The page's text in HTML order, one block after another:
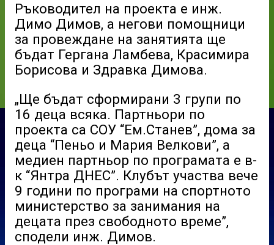
Ръководител на проекта е инж.
Димо Димов, а негови помощници
за провеждане на занятията ще
бъдат Гергана Ламбева, Красимира
Борисова и Здравка Димова.
„Ще бъдат сформирани 3 групи по
16 деца всяка. Партньори по
проекта са СОУ “Ем.Станев”, дома за
деца “Пеньо и Мария Велкови”, а
медиен партньор по програмата е в-
к “Янтра ДНЕС”. Клубът участва вече
9 години по програми на спортното
министерство за занимания на
децата през свободното време”,
сподели инж. Димов.